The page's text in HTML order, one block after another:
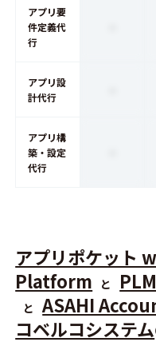
アプリ要
件定義代
行
アプリ設
計代行
アプリ構
築・設定
代行
アプリポケッ
Platform
と
と ASAHI
コベルコシステム